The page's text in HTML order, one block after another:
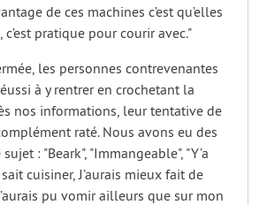
de ces machines c’est qu’elles
pratique pour courir avec."
les personnes contrevenantes
à y rentrer en crochetant la
nos informations, leur tentative de
raté. Nous avons eu des
: "Beark", "Immangeable", "Y’a
cuisiner, J’aurais mieux fait de
pu vomir ailleurs que sur mon